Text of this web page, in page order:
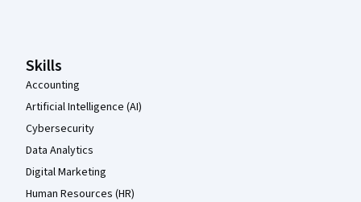
Skills
Accounting
Artificial Intelligence (AI)
Cybersecurity
Data Analytics
Digital Marketing
Human Resources (HR)